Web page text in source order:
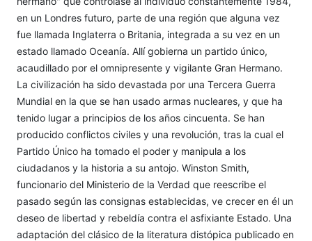
en un Londres futuro, parte de una región que alguna vez
fue llamada Inglaterra o Britania, integrada a su vez en un
estado llamado Oceanía. Allí gobierna un partido único,
acaudillado por el omnipresente y vigilante Gran Hermano.
La civilización ha sido devastada por una Tercera Guerra
Mundial en la que se han usado armas nucleares, y que ha
tenido lugar a principios de los años cincuenta. Se han
producido conflictos civiles y una revolución, tras la cual el
Partido Único ha tomado el poder y manipula a los
ciudadanos y la historia a su antojo. Winston Smith,
funcionario del Ministerio de la Verdad que reescribe el
pasado según las consignas establecidas, ve crecer en él un
deseo de libertad y rebeldía contra el asfixiante Estado. Una
adaptación del clásico de la literatura distópica publicado en